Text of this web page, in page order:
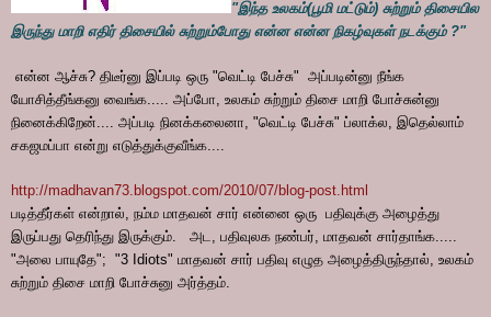
"இந்த உலகம்(பூமி மட்டும்) சுற்றும் திசையில
இருந்து மாறி எதிர் திசையில் சுற்றும்போது என்ன என்ன நிகழ்வுகள் நடக்கும் ?"
என்ன ஆச்சு? திடீர்னு இப்படி ஒரு "வெட்டி பேச்சு" அப்படின்னு நீங்க
யோசித்தீங்கனு வைங்க..... அப்போ, உலகம் சுற்றும் திசை மாறி போச்சுன்னு
நினைக்கிறேன்.... அப்படி நினக்கலைனா, "வெட்டி பேச்சு" ப்லாக்ல, இதெல்லாம்
சகஜமப்பா என்று எடுத்துக்குவீங்க....
http://madhavan73.blogspot.com/2010/07/blog-post.html
படித்தீர்கள் என்றால், நம்ம மாதவன் சார் என்னை ஒரு பதிவுக்கு அழைத்து
இருப்பது தெரிந்து இருக்கும். அட, பதிவுலக நண்பர், மாதவன் சார்தாங்க.....
"அலை பாயுதே"; "3 Idiots" மாதவன் சார் பதிவு எழுத அழைத்திருந்தால், உலகம்
சுற்றும் திசை மாறி போச்சுனு அர்த்தம்.